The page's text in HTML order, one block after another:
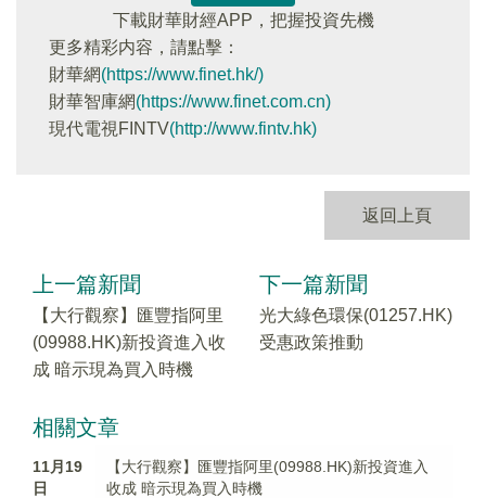
下載財華財經APP，把握投資先機
更多精彩内容，請點擊：
財華網(https://www.finet.hk/)
財華智庫網(https://www.finet.com.cn)
現代電視FINTV(http://www.fintv.hk)
返回上頁
上一篇新聞
【大行觀察】匯豐指阿里
(09988.HK)新投資進入收
成 暗示現為買入時機
下一篇新聞
光大綠色環保(01257.HK)
受惠政策推動
相關文章
11月19
日
【大行觀察】匯豐指阿里(09988.HK)新投資進入
收成 暗示現為買入時機